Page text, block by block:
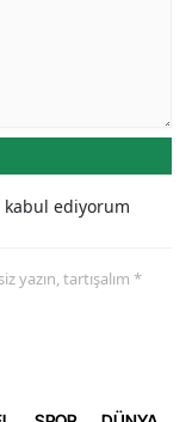
ediyorum
yazın, tartışalım *